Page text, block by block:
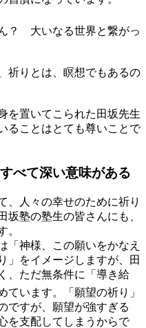
？ 大いなる世界と繋がっ
祈りとは、瞑想でもあるの
を置いてこられた田坂先生
ることはとても尊いことで
すべて深い意味がある
人々の幸せのために祈り
坂塾の塾生の皆さんにも、
。
「神様、この願いをかなえ
」をイメージしますが、田
、ただ無条件に「導き給
ています。「願望の祈り」
ですが、願望が強すぎる
を支配してしまうからで